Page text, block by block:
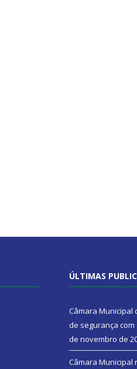
ÚLTIMAS
Câmara Municipal
de segurança
de novembro de
Câmara Municipal